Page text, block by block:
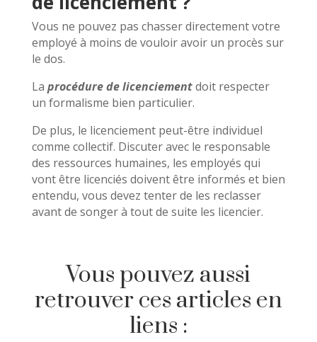
Vous ne pouvez pas chasser directement votre
employé à moins de vouloir avoir un procès sur
le dos.
La procédure de licenciementdoit respecter
un formalisme bien particulier.
De plus, le licenciement peut-être individuel
comme collectif. Discuter avec le responsable
des ressources humaines, les employés qui
vont être licenciés doivent être informés et bien
entendu, vous devez tenter de les reclasser
avant de songer à tout de suite les licencier.
Vous pouvez aussi
retrouver ces articles en
liens :